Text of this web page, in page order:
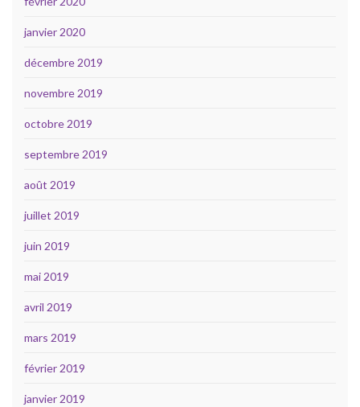
janvier 2020
décembre 2019
novembre 2019
octobre 2019
septembre 2019
août 2019
juillet 2019
juin 2019
mai 2019
avril 2019
mars 2019
février 2019
janvier 2019